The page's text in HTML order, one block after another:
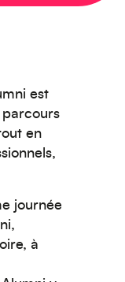
est
parcours
en
journée
à